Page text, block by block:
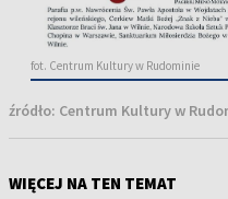
fot. Centrum Kultury w Rudominie
źródło: Centrum Kultury w
WIĘCEJ NA TEN TEMAT